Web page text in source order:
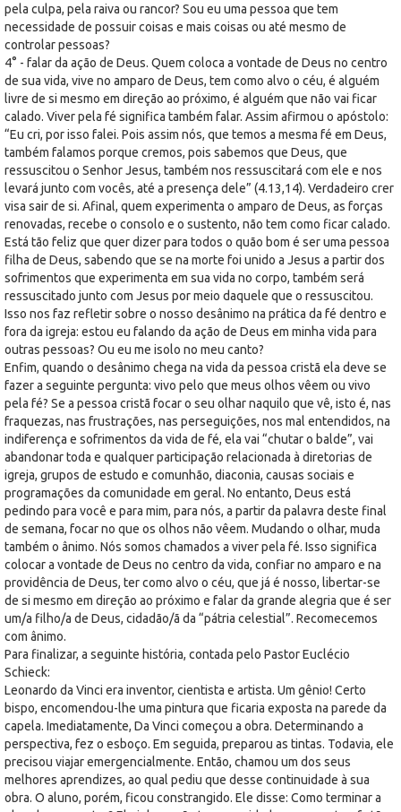
pela culpa, pela raiva ou rancor? Sou eu uma pessoa que tem
necessidade de possuir coisas e mais coisas ou até mesmo de
controlar pessoas?
4° - falar da ação de Deus. Quem coloca a vontade de Deus no centro
de sua vida, vive no amparo de Deus, tem como alvo o céu, é alguém
livre de si mesmo em direção ao próximo, é alguém que não vai ficar
calado. Viver pela fé significa também falar. Assim afirmou o apóstolo:
“Eu cri, por isso falei. Pois assim nós, que temos a mesma fé em Deus,
também falamos porque cremos, pois sabemos que Deus, que
ressuscitou o Senhor Jesus, também nos ressuscitará com ele e nos
levará junto com vocês, até a presença dele” (4.13,14). Verdadeiro crer
visa sair de si. Afinal, quem experimenta o amparo de Deus, as forças
renovadas, recebe o consolo e o sustento, não tem como ficar calado.
Está tão feliz que quer dizer para todos o quão bom é ser uma pessoa
filha de Deus, sabendo que se na morte foi unido a Jesus a partir dos
sofrimentos que experimenta em sua vida no corpo, também será
ressuscitado junto com Jesus por meio daquele que o ressuscitou.
Isso nos faz refletir sobre o nosso desânimo na prática da fé dentro e
fora da igreja: estou eu falando da ação de Deus em minha vida para
outras pessoas? Ou eu me isolo no meu canto?
Enfim, quando o desânimo chega na vida da pessoa cristã ela deve se
fazer a seguinte pergunta: vivo pelo que meus olhos vêem ou vivo
pela fé? Se a pessoa cristã focar o seu olhar naquilo que vê, isto é, nas
fraquezas, nas frustrações, nas perseguições, nos mal entendidos, na
indiferença e sofrimentos da vida de fé, ela vai “chutar o balde”, vai
abandonar toda e qualquer participação relacionada à diretorias de
igreja, grupos de estudo e comunhão, diaconia, causas sociais e
programações da comunidade em geral. No entanto, Deus está
pedindo para você e para mim, para nós, a partir da palavra deste final
de semana, focar no que os olhos não vêem. Mudando o olhar, muda
também o ânimo. Nós somos chamados a viver pela fé. Isso significa
colocar a vontade de Deus no centro da vida, confiar no amparo e na
providência de Deus, ter como alvo o céu, que já é nosso, libertar-se
de si mesmo em direção ao próximo e falar da grande alegria que é ser
um/a filho/a de Deus, cidadão/ã da “pátria celestial”. Recomecemos
com ânimo.
Para finalizar, a seguinte história, contada pelo Pastor Euclécio
Schieck:
Leonardo da Vinci era inventor, cientista e artista. Um gênio! Certo
bispo, encomendou-lhe uma pintura que ficaria exposta na parede da
capela. Imediatamente, Da Vinci começou a obra. Determinando a
perspectiva, fez o esboço. Em seguida, preparou as tintas. Todavia, ele
precisou viajar emergencialmente. Então, chamou um dos seus
melhores aprendizes, ao qual pediu que desse continuidade à sua
obra. O aluno, porém, ficou constrangido. Ele disse: Como terminar a